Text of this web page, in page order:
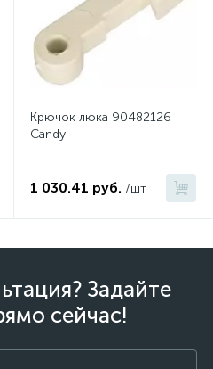
Крючок люка 90482126
Candy
1 030.41 руб. /шт
Задайте
сейчас!